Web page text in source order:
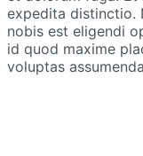
expedita distinctio.
nobis est eligendi
id quod maxime
voluptas